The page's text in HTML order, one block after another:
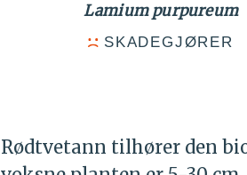
Lamium purpureum
SKADEGJØRER
Rødtvetann tilhører den